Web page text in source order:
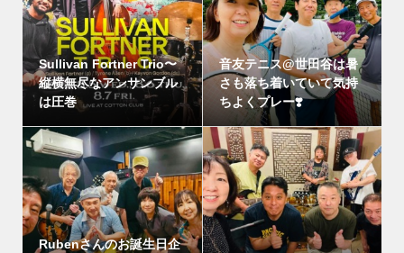
Sullivan Fortner Trio〜
縦横無尽なアンサンブル
は圧巻
音友テニス@世田谷は暑
さも落ち着いていて気持
ちよくプレー❣️
Rubenさんのお誕生日企